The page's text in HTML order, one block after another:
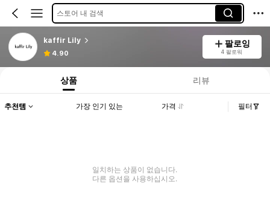
스토어 내 검색
kaffir Lily
4.90
팔로잉
4 팔로워
상품 리뷰
추천템 가장 인기 있는 가격 필터
일치하는 상품이 없습니다.
다른 옵션을 사용하십시오.